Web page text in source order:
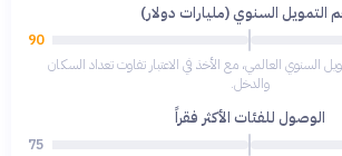
التمويل السنوي (مليارات دولار)
90
السنوي العالمي، مع الأخذ في الاعتبار تفاوت تعداد السكان
والدخل.
الوصول للفئات الأكثر فقراً
75